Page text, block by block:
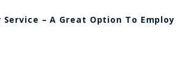
Service – A Great Option To Employ